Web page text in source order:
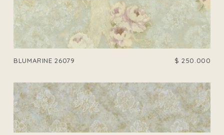
BLUMARINE 26079 $ 250.000